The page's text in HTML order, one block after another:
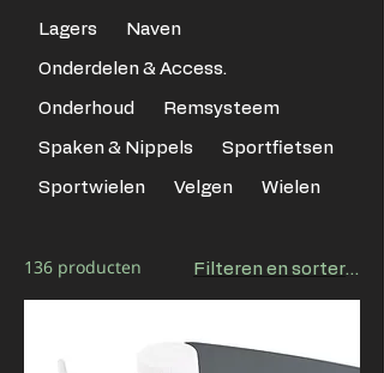
Lagers Naven
Onderdelen & Access.
Onderhoud Remsysteem
Spaken & Nippels Sportfietsen
Sportwielen Velgen Wielen
136 producten Filteren en sorteren